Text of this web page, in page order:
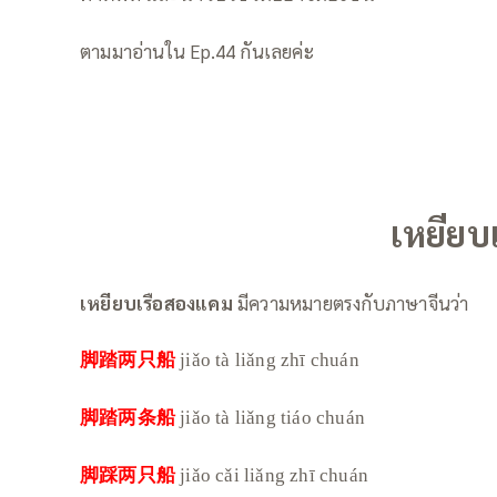
ตามมาอ่านใน Ep.44 กันเลยค่ะ
เหยีย
เหยียบเรือสองแคม มีความหมายตรงกับภาษาจีนว่า
脚踏两只船 jiǎo tà liǎng zhī chuán
脚踏两条船jiǎo tà liǎng tiáo chuán
脚踩两只船 jiǎo cǎi liǎng zhī chuán